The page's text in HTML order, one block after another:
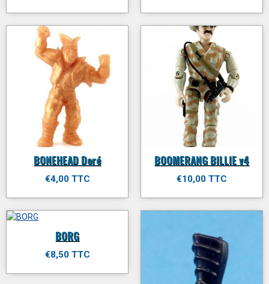
BONEHEAD Doré
€4,00 TTC
BOOMERANG BILLIE v4
€10,00 TTC
BORG
€8,50 TTC